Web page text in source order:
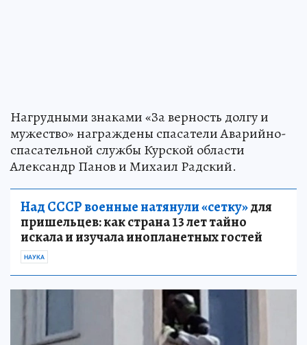
Нагрудными знаками «За верность долгу и
мужество» награждены спасатели Аварийно-
спасательной службы Курской области
Александр Панов и Михаил Радский.
Над СССР военные натянули «сетку»для
пришельцев: как страна 13 лет тайно
искала и изучала инопланетных гостей
НАУКА